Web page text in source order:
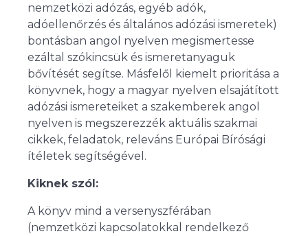
nemzetközi adózás, egyéb adók,
adóellenőrzés és általános adózási ismeretek)
bontásban angol nyelven megismertesse
ezáltal szókincsük és ismeretanyaguk
bővítését segítse. Másfelől kiemelt prioritása a
könyvnek, hogy a magyar nyelven elsajátított
adózási ismereteiket a szakemberek angol
nyelven is megszerezzék aktuális szakmai
cikkek, feladatok, releváns Európai Bírósági
ítéletek segítségével.
Kiknek szól:
A könyv mind a versenyszférában
(nemzetközi kapcsolatokkal rendelkező